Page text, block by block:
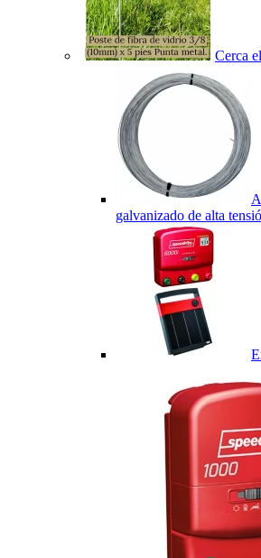
Cerca
galvanizado de alta